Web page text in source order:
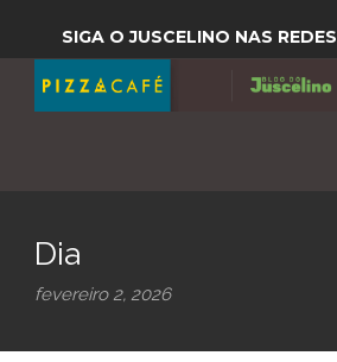
SIGA O JUSCELINO NAS REDES
Dia
fevereiro 2, 2026